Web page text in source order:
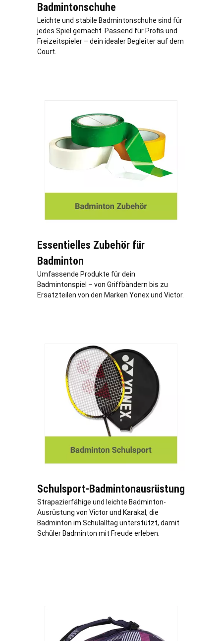
Badmintonschuhe
Leichte und stabile Badmintonschuhe sind für
jedes Spiel gemacht. Passend für Profis und
Freizeitspieler – dein idealer Begleiter auf dem
Court.
Essentielles Zubehör für
Badminton
Umfassende Produkte für dein
Badmintonspiel – von Griffbändern bis zu
Ersatzteilen von den Marken Yonex und Victor.
Schulsport-Badmintonausrüstung
Strapazierfähige und leichte Badminton-
Ausrüstung von Victor und Karakal, die
Badminton im Schulalltag unterstützt, damit
Schüler Badminton mit Freude erleben.